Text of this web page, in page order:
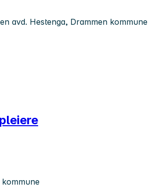
avd. Hestenga, Drammen kommune